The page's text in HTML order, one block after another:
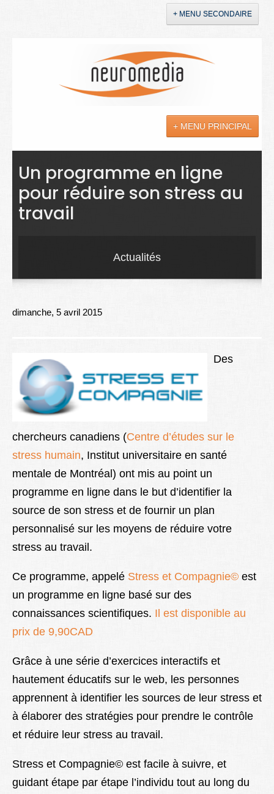
+ MENU SECONDAIRE
+ MENU PRINCIPAL
Actualités
Sciences
Maladies
Better Health
Un programme en ligne
pour réduire son stress au
travail
Actualités
dimanche, 5 avril 2015
Des
chercheurs canadiens (Centre d’études sur le
stress humain, Institut universitaire en santé
mentale de Montréal) ont mis au point un
programme en ligne dans le but d’identifier la
source de son stress et de fournir un plan
personnalisé sur les moyens de réduire votre
stress au travail.
Ce programme, appelé Stress et Compagnie© est
un programme en ligne basé sur des
connaissances scientifiques. Il est disponible au
prix de 9,90CAD
Grâce à une série d’exercices interactifs et
hautement éducatifs sur le web, les personnes
apprennent à identifier les sources de leur stress et
à élaborer des stratégies pour prendre le contrôle
et réduire leur stress au travail.
Stress et Compagnie© est facile à suivre, et
guidant étape par étape l’individu tout au long du